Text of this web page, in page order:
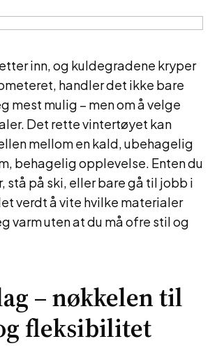
inn, og kuldegradene kryper
handler det ikke bare
mest mulig – men om å velge
Det rette vintertøyet kan
mellom en kald, ubehagelig
behagelig opplevelse. Enten du
stå på ski, eller bare gå til jobb i
verdt å vite hvilke materialer
varm uten at du må ofre stil og
– nøkkelen til
fleksibilitet